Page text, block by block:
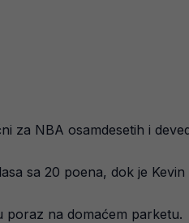
za NBA osamdesetih i
sa 20 poena, dok je
poraz na domaćem parketu.